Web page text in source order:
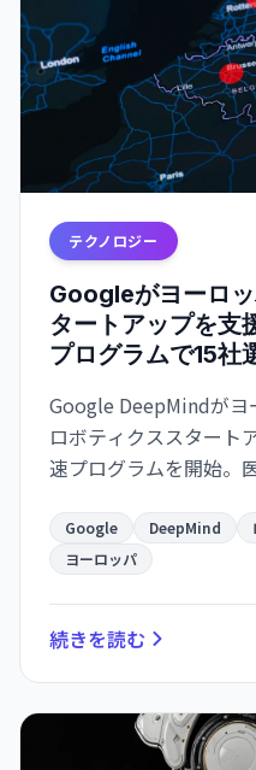
テクノロジー
Googleがヨーロ
タートアップを
プログラムで15社
Google DeepMindがヨ
ロボティクススタート
速プログラムを開始。
る戦略展開。
Google DeepMind
ヨーロッパ
続きを読む